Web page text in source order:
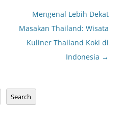
Mengenal Lebih Dekat
Masakan Thailand: Wisata
Kuliner Thailand Koki di
Indonesia →
Search